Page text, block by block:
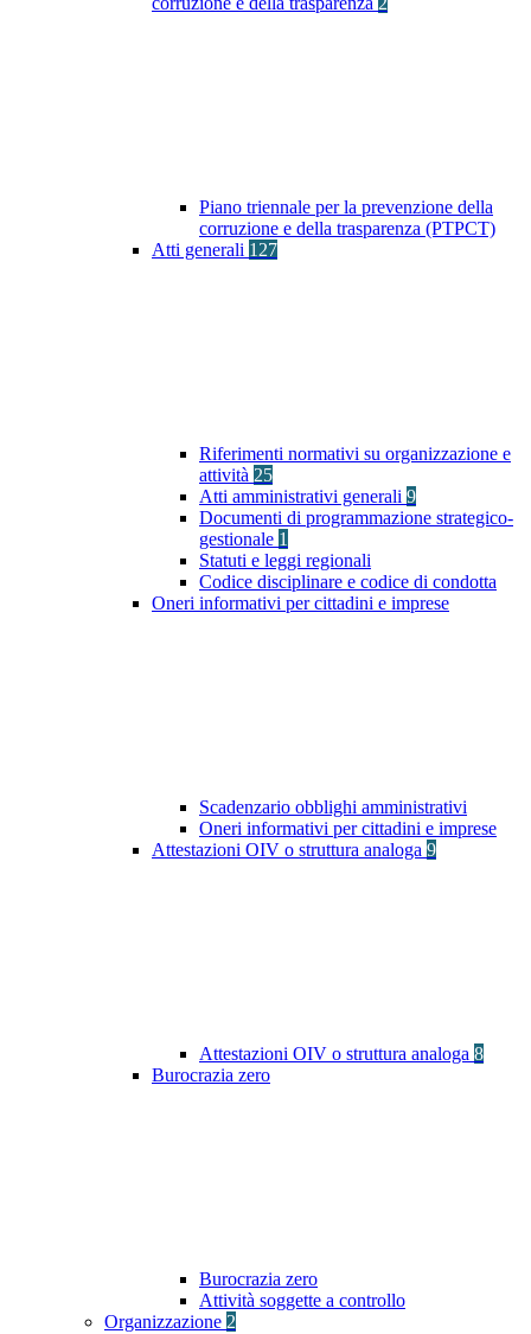
Piano triennale per la prevenzione della
corruzione e della trasparenza (PTPCT)
Atti generali 127
Riferimenti normativi su organizzazione e
attività 25
Atti amministrativi generali 9
Documenti di programmazione strategico-
gestionale 1
Statuti e leggi regionali
Codice disciplinare e codice di condotta
Oneri informativi per cittadini e imprese
Scadenzario obblighi amministrativi
Oneri informativi per cittadini e imprese
Attestazioni OIV o struttura analoga 9
Attestazioni OIV o struttura analoga 8
Burocrazia zero
Burocrazia zero
Attività soggette a controllo
Organizzazione 2